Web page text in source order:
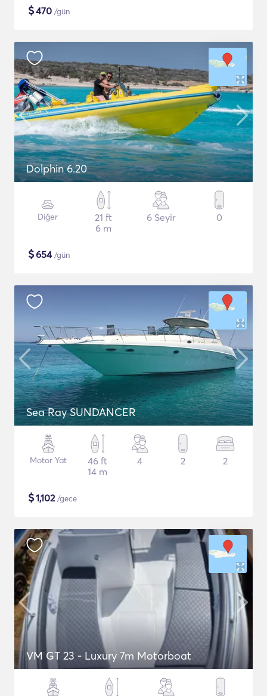
$470 /gün
Dolphin 6.20
Diğer
21 ft
6 m
6 Seyir 0
$654/gün
Sea Ray SUNDANCER
Motor Yat
46 ft
14 m
4 2 2
$1,102/gece
VM GT 23 - Luxury 7m Motorboat